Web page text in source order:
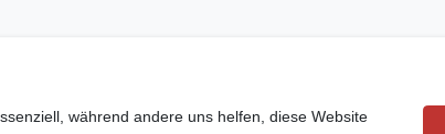
während andere uns helfen, diese Website